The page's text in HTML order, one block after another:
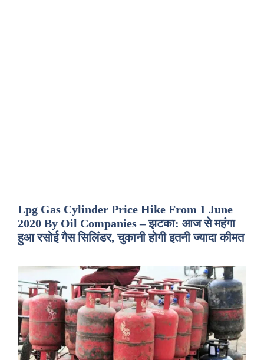
Lpg Gas Cylinder Price Hike From 1 June
2020 By Oil Companies – झटका: आज से महंगा
हुआ रसोई गैस सिलिंडर, चुकानी होगी इतनी ज्यादा कीमत